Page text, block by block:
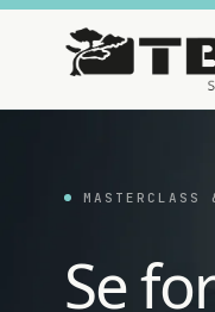
MASTERCLASS
Se